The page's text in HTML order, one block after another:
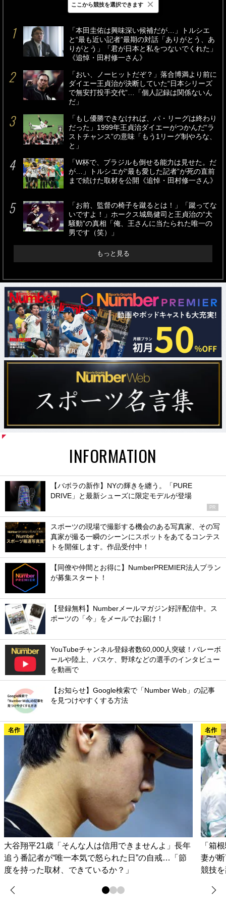
最新 24時間 週間
「本田圭佑は興味深い候補だが…」トルシエ
と“最も近い記者”最期の対話「ありがとう、あ
りがとう」「君が日本と私をつないでくれた」
《追悼・田村修一さん》
「おい、ノーヒットだぞ？」落合博満より前に
ダイエー王貞治が決断していた“日本シリーズ
で無安打投手交代”…「個人記録は関係ないん
だ」
「もし優勝できなければ、パ・リーグは終わり
だった」1999年王貞治ダイエーがつかんだ“ラ
ストチャンス”の意味「もう1リーグ制やろな、
と」
「W杯で、ブラジルも倒せる能力は見せた。だ
が…」トルシエが“最も愛した記者”が死の直前
まで続けた取材を公開《追悼・田村修一さん》
「お前、監督の椅子を蹴るとは！」「蹴ってな
いですよ！」ホークス城島健司と王貞治の“大
騒動”の真相「俺、王さんに当たられた唯一の
男です（笑）」
もっと見る
INFORMATION
【バボラの新作】NYの輝きを纏う。「PURE
DRIVE」と最新シューズに限定モデルが登場
PR
スポーツの現場で撮影する機会のある写真家、その写
真家が撮る一瞬のシーンにスポットをあてるコンテス
トを開催します。作品受付中！
【同僚や仲間とお得に】NumberPREMIER法人プラン
が募集スタート！
【登録無料】Numberメールマガジン好評配信中。ス
ポーツの「今」をメールでお届け！
YouTubeチャンネル登録者数60,000人突破！バレーボ
ールや陸上、バスケ、野球などの選手のインタビュー
を動画で
【お知らせ】Google検索で「Number Web」の記事
を見つけやすくする方法
名作
大谷翔平21歳「そんな人は信用できませんよ」長年
追う番記者が“唯一本気で怒られた日”の自戒…「節
度を持った取材、できているか？」
名作
「箱
妻が
競技
ここから競技を選択できます ×